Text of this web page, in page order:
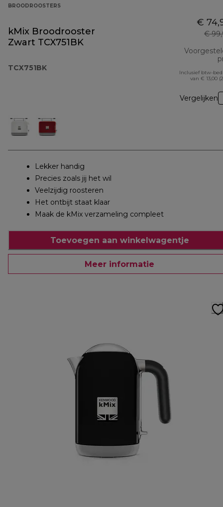
BROODROOSTERS
kMix Broodrooster
Zwart TCX751BK
TCX751BK
€
€
Inclusief btw-
van € 13,00
Vergelijken
Lekker handig
Precies zoals jij het wil
Veelzijdig roosteren
Het ontbijt staat klaar
Maak de kMix verzameling compleet
Toevoegen aan winkelwagentje
Meer informatie